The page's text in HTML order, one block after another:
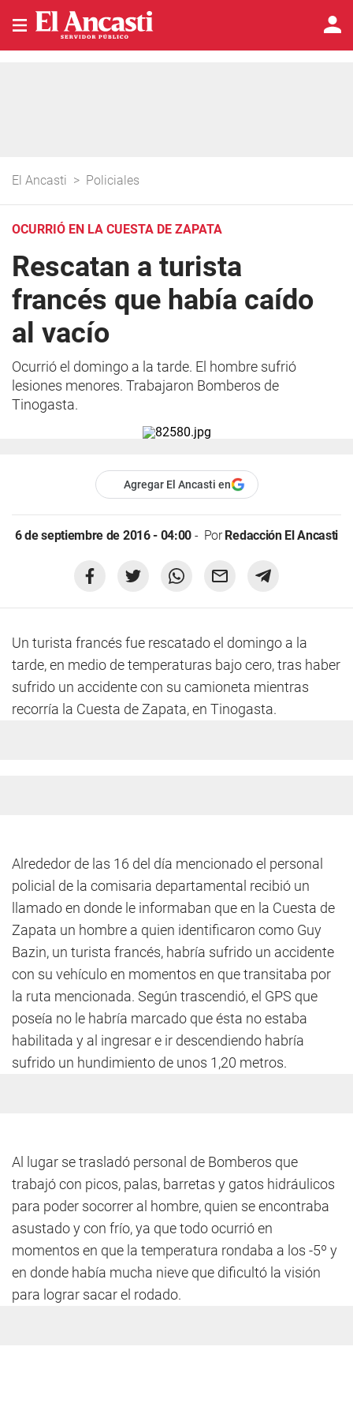
El Ancasti > Policiales
OCURRIÓ EN LA CUESTA DE ZAPATA
Rescatan a turista
francés que había caído
al vacío
Ocurrió el domingo a la tarde. El hombre sufrió
lesiones menores. Trabajaron Bomberos de
Tinogasta.
Agregar El Ancasti en
6 de septiembre de 2016 - 04:00 PorRedacción El Ancasti
Un turista francés fue rescatado el domingo a la
tarde, en medio de temperaturas bajo cero, tras haber
sufrido un accidente con su camioneta mientras
recorría la Cuesta de Zapata, en Tinogasta.
Alrededor de las 16 del día mencionado el personal
policial de la comisaria departamental recibió un
llamado en donde le informaban que en la Cuesta de
Zapata un hombre a quien identificaron como Guy
Bazin, un turista francés, habría sufrido un accidente
con su vehículo en momentos en que transitaba por
la ruta mencionada. Según trascendió, el GPS que
poseía no le habría marcado que ésta no estaba
habilitada y al ingresar e ir descendiendo habría
sufrido un hundimiento de unos 1,20 metros.
Al lugar se trasladó personal de Bomberos que
trabajó con picos, palas, barretas y gatos hidráulicos
para poder socorrer al hombre, quien se encontraba
asustado y con frío, ya que todo ocurrió en
momentos en que la temperatura rondaba a los -5º y
en donde había mucha nieve que dificultó la visión
para lograr sacar el rodado.